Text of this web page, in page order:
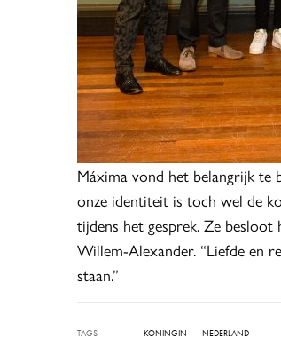
Máxima vond het belangrijk te
onze identiteit is toch wel de
tijdens het gesprek. Ze besloot
Willem-Alexander. “Liefde en
staan.”
TAGS KONINGIN NEDERLAND